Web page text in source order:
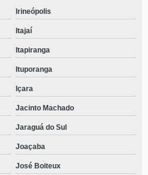
Irineópolis
Itajaí
Itapiranga
Ituporanga
Içara
Jacinto Machado
Jaraguá do Sul
Joaçaba
José Boiteux